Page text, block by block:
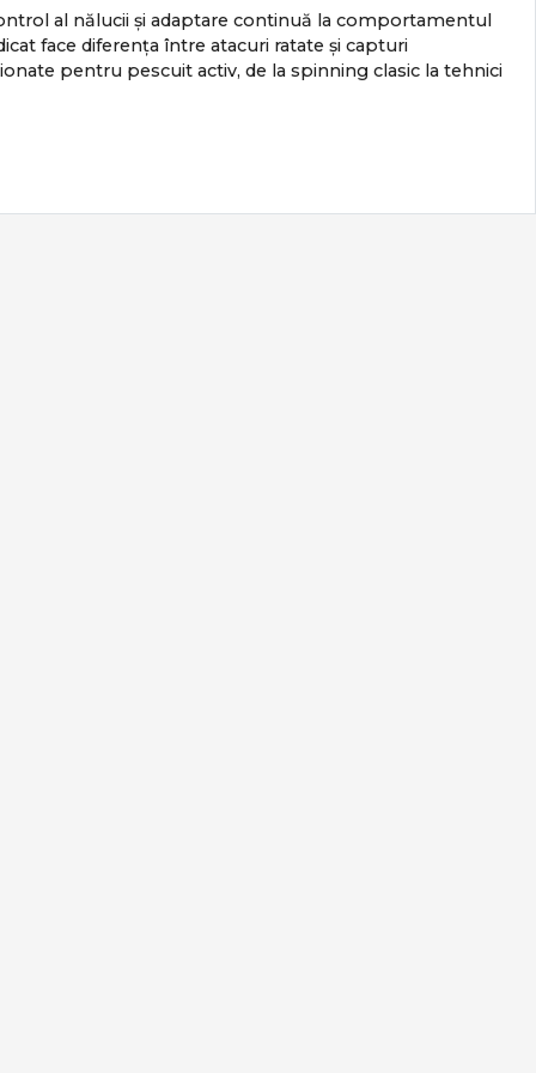
al nălucii și adaptare continuă la comportamentul
face diferența între atacuri ratate și capturi
pentru pescuit activ, de la spinning clasic la tehnici
corect.